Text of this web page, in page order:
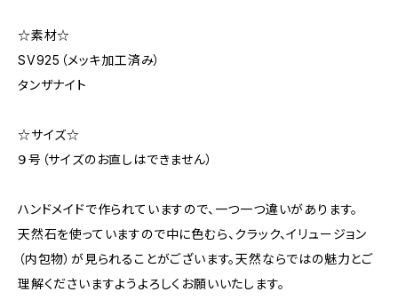
☆素材☆
SV925（メッキ加工済み）
タンザナイト
☆サイズ☆
９号（サイズのお直しはできません）
ハンドメイドで作られていますので、一つ一つ違いがあります。
天然石を使っていますので中に色むら、クラック、イリュージョン
（内包物）が見られることがございます。天然ならではの魅力とご
理解くださいますようよろしくお願いいたします。